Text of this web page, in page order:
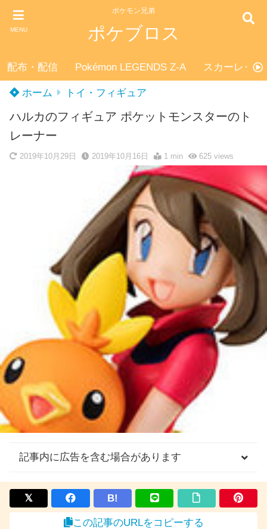
MENU
ポケモン兄弟
ポケブロス
配布・配信 Pokémon LEGENDS Z-A スカーレッ
ホーム トイ・フィギュア
ハルカのフィギュア ポケットモンスターのト
レーナー
2019年10月29日 2019年10月16日 1 min 625views
記事内に広告を含む場合があります
B!
この記事のURLをコピーする